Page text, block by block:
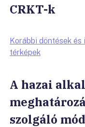
CRKT-k
Korábbi döntések és
térképek
A hazai
szolgáló